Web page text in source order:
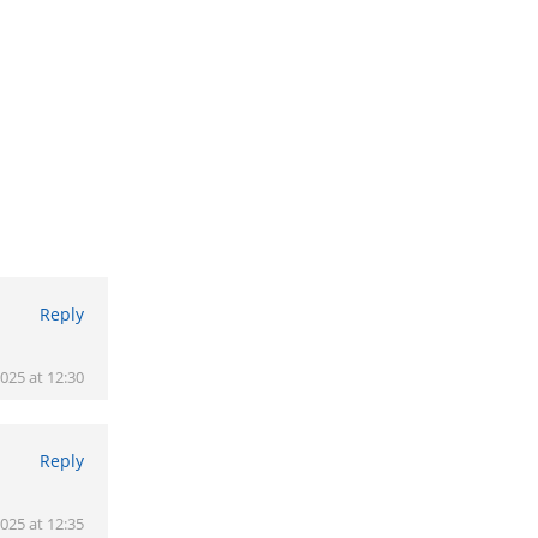
Reply
at 12:30
Reply
at 12:35